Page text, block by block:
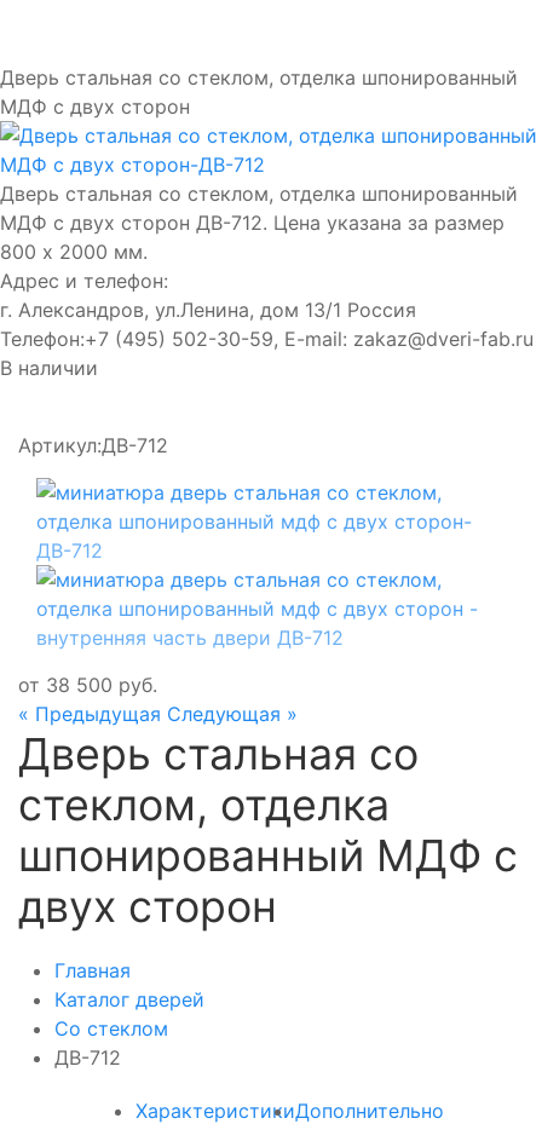
Дверь стальная со стеклом, отделка шпонированный
МДФ с двух сторон
Дверь стальная со стеклом, отделка шпонированный
МДФ с двух сторон ДВ-712. Цена указана за размер
800 х 2000 мм.
Адрес и телефон:
г. Александров, ул.Ленина, дом 13/1 Россия
Телефон:+7 (495) 502-30-59, E-mail: zakaz@dveri-fab.ru
В наличии
Артикул:ДВ-712
от 38 500 руб.
« Предыдущая Следующая »
Дверь стальная со
стеклом, отделка
шпонированный МДФ с
двух сторон
Главная
Каталог дверей
Со стеклом
ДВ-712
ХарактеристикиДополнительно